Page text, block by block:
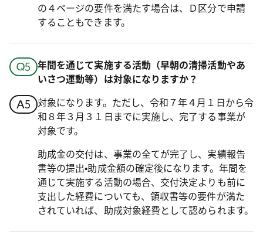
の４ページの要件を満たす場合は、Ｄ区分で申請
することもできます。
年間を通じて実施する活動（早朝の清掃活動やあ
いさつ運動等）は対象になりますか？
対象になります。ただし、令和７年４月１日から令
和８年３月３１日までに実施し、完了する事業が
対象です。
助成金の交付は、事業の全てが完了し、実績報告
書等の提出•助成金額の確定後になります。年間を
通じて実施する活動の場合、交付決定よりも前に
支出した経費についても、領収書等の要件が満た
されていれば、助成対象経費として認められます。